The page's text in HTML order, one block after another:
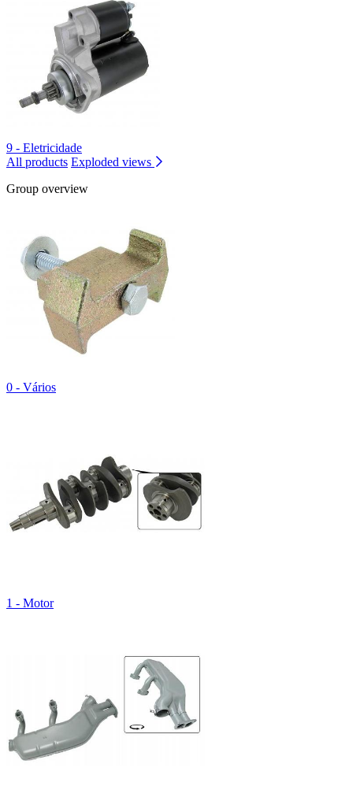
9 - Eletricidade
All products Exploded views
Group overview
0 - Vários
1 - Motor